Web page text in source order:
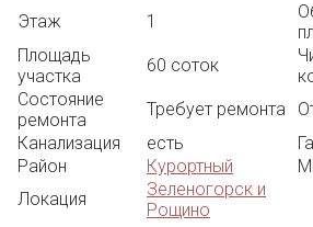
На 5 этажах виллы, кроме жилых
размещены гардеробные, каминная,
кинотеатр, комната отдыха,
продуктов, терраса и смотровая
Площадь террас и балконов
Вилла снабжена охранной
Этаж 1
Площадь
участка
60 соток
Состояние
ремонта
Требует ремонта
Канализация
есть
Район
Курортный
Локация
Зеленогорск и
Рощино